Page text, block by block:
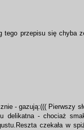
przepisu się chyba
- gazują:((( Pierwszy
delikatna - chociaż
czekała w